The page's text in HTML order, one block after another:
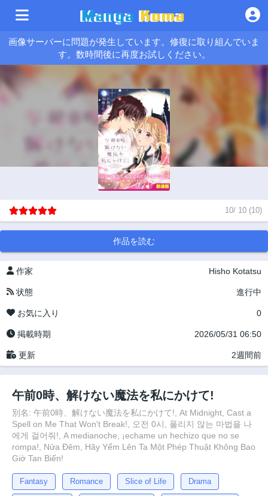
画像サーバーに問題が発生しています。修復に取り組んでいま
す。数時間後に再度お試しください。
10/ 10 (10)
作品を読む
作家 Hisho Kotatsu
状態 進行中
お気に入り 0
掲載時期 2026/05/31 06:50
更新 2週間前
午前0時、解けない魔法を私にかけて!
別名: 午前0時、解けない魔法を私にかけて!, At Midnight, Cast a
Spell on Me That Won't Break!, 오전 0시, 풀리지 않는 마법을 나
에게 걸어줘!, A medianoche, ¡echame un hechizo que no se
rompa!, Nửa Đêm, Hãy Yểm Lên Ta Một Phép Thuật Không Bao
Giờ Tan Biến!
Fantasy Romance Slice of Life Drama